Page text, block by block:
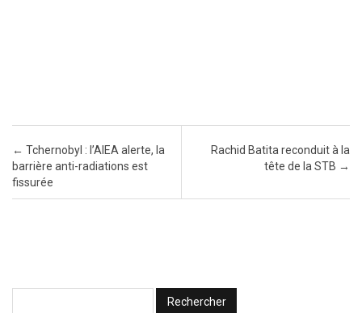
Post navigation
← Tchernobyl : l’AIEA alerte, la
barrière anti-radiations est
fissurée
Rachid Batita reconduit à la
tête de la STB →